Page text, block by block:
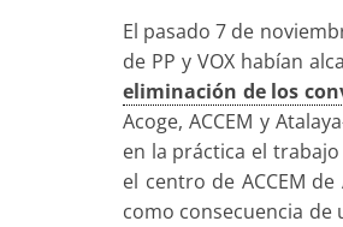
El pasado 7 de
de PP y VOX habían
eliminación de los
Acoge, ACCEM y
en la práctica el
el centro de ACCEM
como consecuencia de